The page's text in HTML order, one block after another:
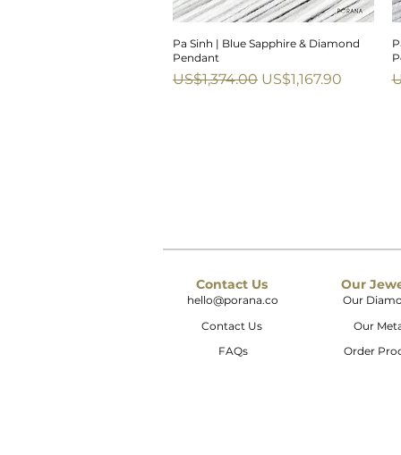
Pa Sinh | Blue Sapphire & Diamond
Pendant
一般價格
US$1,374.00 促銷價格
US$1,167.90
Contact Us
FAQs
hello@porana.co
Contact Us
Our
Our
Our
Order